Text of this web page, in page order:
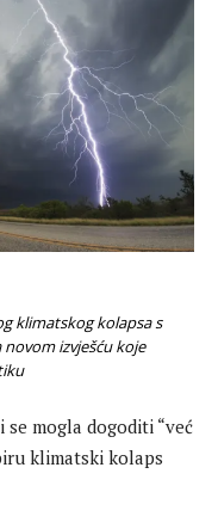
klimatskog kolapsa s
izvješću koje
mogla dogoditi “već
klimatski kolaps